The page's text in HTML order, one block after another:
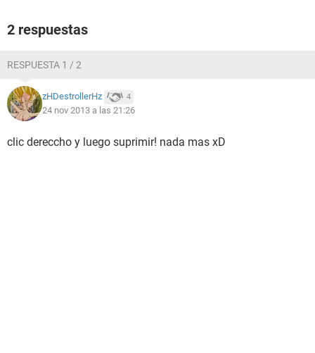
2 respuestas
RESPUESTA 1 / 2
zHDestrollerHz 4
24 nov 2013 a las 21:26
clic dereccho y luego suprimir! nada mas xD